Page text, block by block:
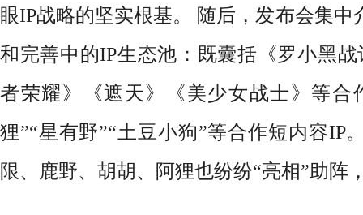
眼IP战略的坚实根基。 随后，发布会集
和完善中的IP生态池：既囊括《罗小黑
者荣耀》《遮天》《美少女战士》等合
狸”“星有野”“土豆小狗”等合作短内容IP
限、鹿野、胡胡、阿狸也纷纷“亮相”助阵